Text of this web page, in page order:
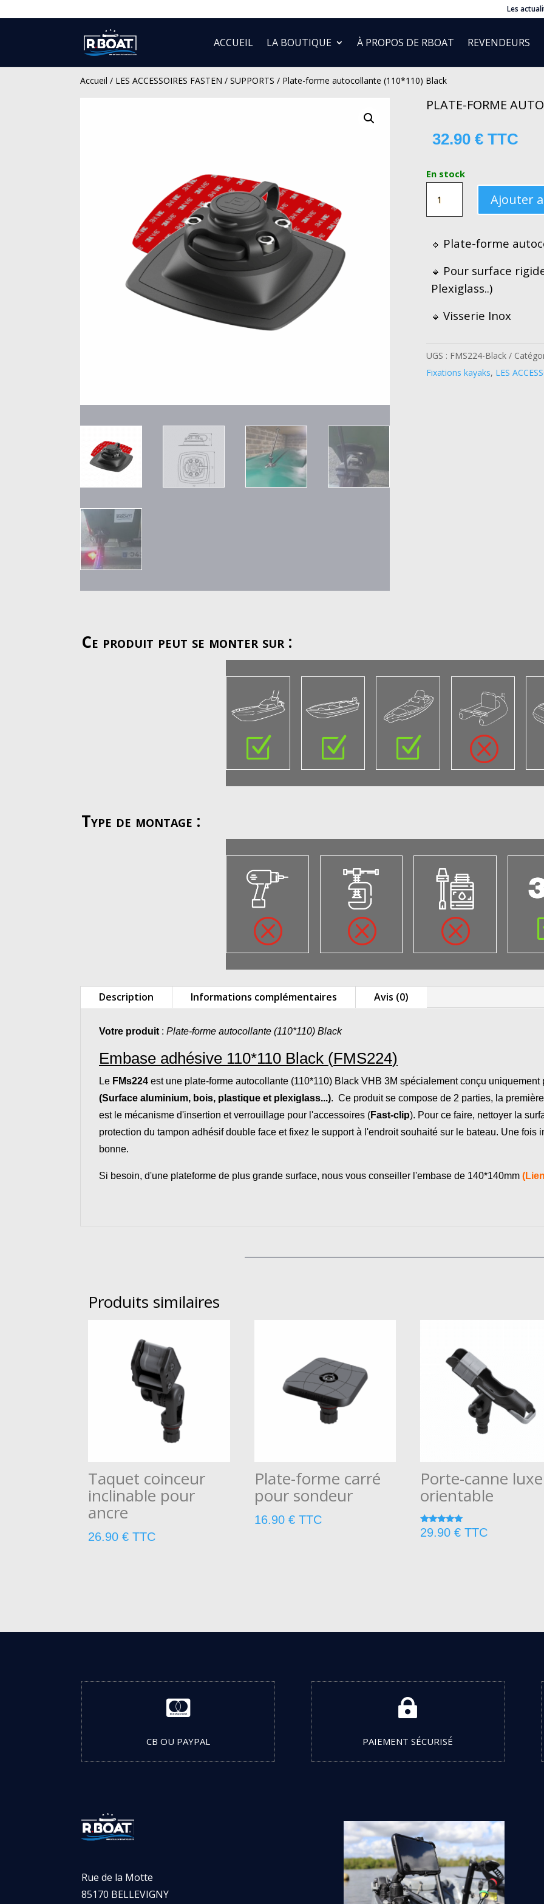
Les
ACCUEIL LA BOUTIQUE À PROPOS DE RBOAT REVENDEURS
Accueil / LES ACCESSOIRES FASTEN / SUPPORTS / Plate-forme autocollante (110*110) Black
PLATE-FORME
32.90 € TTC
En stock
FORME
(110*110)
BLACK
Ajouter
🔹 Plate-forme
🔹 Pour surface
Plexiglass..)
🔹 Visserie Inox
UGS : FMS224-Black
Fixations kayaks, LES
Ce produit peut se monter sur :
Z Z Z Q
Type de montage :
Q Q Q
Description Informations complémentaires Avis (0)
Votre produit : Plate-forme autocollante (110*110) Black
Embase adhésive 110*110 Black (FMS224)
Le FMs224 est une plate-forme autocollante (110*110) Black VHB 3M spécialement conçu
(Surface aluminium, bois, plastique et plexiglass...). Ce produit se compose de 2 parties, la
est le mécanisme d'insertion et verrouillage pour l'accessoires (Fast-clip). Pour ce faire, nettoyer la
protection du tampon adhésif double face et fixez le support à l'endroit souhaité sur le bateau. Une fois
bonne.
Si besoin, d'une plateforme de plus grande surface, nous vous conseiller l'embase de 140*140mm
Produits similaires
Taquet coinceur
inclinable pour
ancre
26.90€ TTC
Plate-forme carré
pour sondeur
16.90 € TTC
Porte-canne luxe
orientable
Note
5.00
29.90 € TTC

CB OU PAYPAL

PAIEMENT SÉCURISÉ
Rue de la Motte
85170 BELLEVIGNY